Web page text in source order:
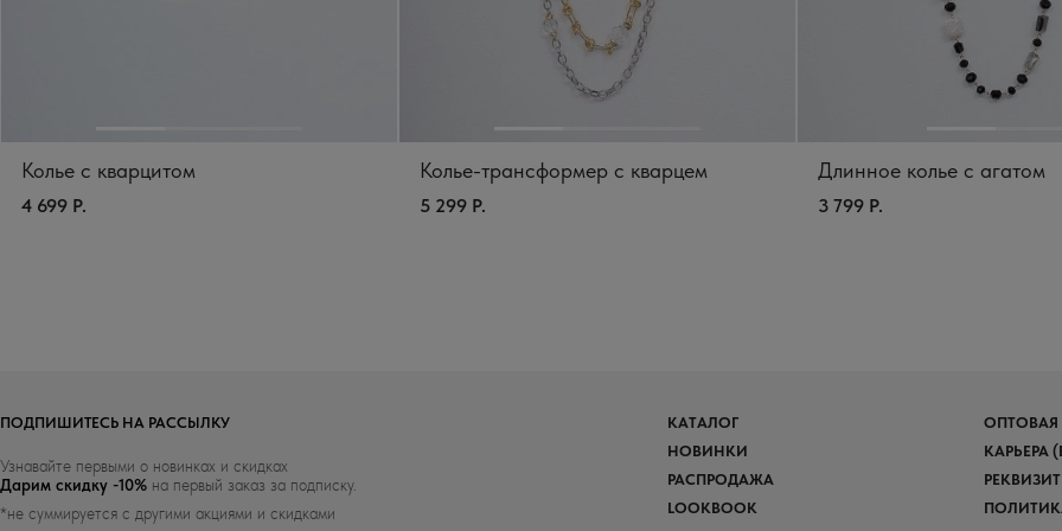
Колье с кварцитом
4 699 Р.
Колье-трансформер с кварцем
5 299 Р.
Длинное колье с агатом
3 799 Р.
ПОДПИШИТЕСЬ НА РАССЫЛКУ
Узнавайте первыми о новинках и скидках
Дарим скидку -10% на первый заказ за подписку.
*не суммируется с другими акциями и скидками
КАТАЛОГ
НОВИНКИ
РАСПРОДАЖА
LOOKBOOK
ОПТОВАЯ
КАРЬЕРА